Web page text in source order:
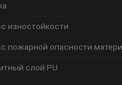
изностойкости
пожарной опасности
слой PU